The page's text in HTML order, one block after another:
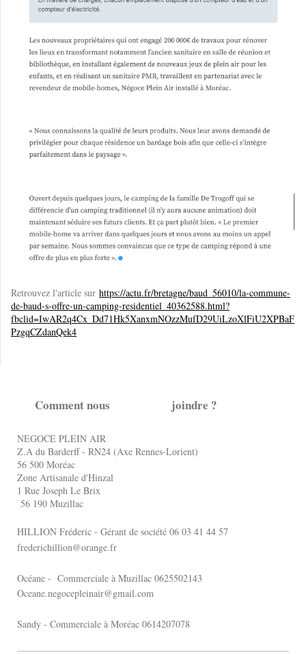
Retrouvez l'article sur https://actu.fr/bretagne/baud_56010/la-commune-
de-baud-s-offre-un-camping-residentiel_40362588.html?
fbclid=IwAR2q4Cx_Dd71Hk5XanxmNOzzMufD29UiLzoXlFiU2XPBaF
PzgqCZdanQek4
Comment nous joindre ?
NEGOCE PLEIN AIR
Z.A du Barderff - RN24 (Axe Rennes-Lorient)
56 500 Moréac
Zone Artisanale d'Hinzal
1 Rue Joseph Le Brix
56 190 Muzillac
HILLION Fréderic - Gérant de société 06 03 41 44 57
frederichillion@orange.fr
Océane - Commerciale à Muzillac 0625502143
Oceane.negocepleinair@gmail.com
Sandy - Commerciale à Moréac 0614207078